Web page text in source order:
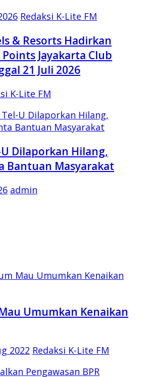
Redaksi K-Lite FM
& Resorts Hadirkan
Jayakarta Club
21 Juli 2026
K-Lite FM
Dilaporkan Hilang,
Bantuan Masyarakat
admin
Umumkan Kenaikan
2022 Redaksi K-Lite FM